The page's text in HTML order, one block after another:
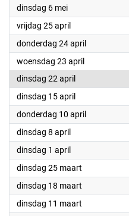
dinsdag 6 mei2025
vrijdag 25 april2025
donderdag 24 april2025
woensdag 23 april2025
dinsdag 22 april2025
dinsdag 15 april2025
donderdag 10 april2025
dinsdag 8 april2025
dinsdag 1 april2025
dinsdag 25 maart
dinsdag 18 maart
dinsdag 11 maart